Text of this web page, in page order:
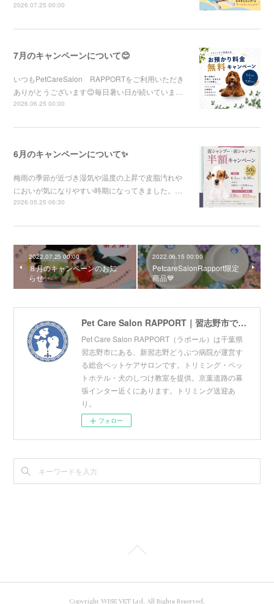
2026.07.25 00:00
7月のキャンペーンについて😊
いつもPetCareSalon RAPPORTをご利用いただき
ありがとうございます😊毎日暑い日が続いていま…
2026.06.25 00:00
6月のキャンペーンについて✨
梅雨の季節が近づき湿気や温度の上昇で皮脂汚れや
においが気になりやすい時期になってきました。…
2026.05.25 06:30
2022.07.25 00:00
８月のキャンペーンのお知
らせ✨
2022.06.15 00:00
PetcareSalonRapport限定
商品💙
Pet Care Salon RAPPORT｜習志野市でトリミングサロン・ペットホテル・しつけ教室をお探しの方へ｜幕張ICから車で5分
Pet Care Salon RAPPORT（ラポール）は千葉県
習志野市にある、新習志野どうぶつ病院が運営す
る総合ペットケアサロンです。トリミング・ペッ
トホテル・犬のしつけ教室を提供。京葉道路の幕
張インター近くにあります。トリミング送迎あ
り。
フォロー
Copyright WISE VET Ltd. All Rights Reserved.